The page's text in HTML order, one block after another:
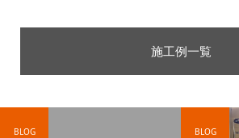
施工例一覧
BLOG BLOG